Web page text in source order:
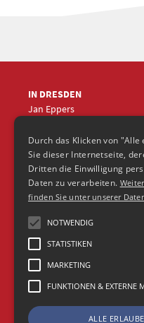
IN DRESDEN
Jan Eppers
jep@frische-fische.com
Durch das Klicken von
Sie dieser Internetseite,
Dritten die Einwilligung
Daten zu verarbeiten.
finden Sie unter unserer
NOTWENDIG
STATISTIKEN
MARKETING
FUNKTIONEN & EXTERNE
ALLE